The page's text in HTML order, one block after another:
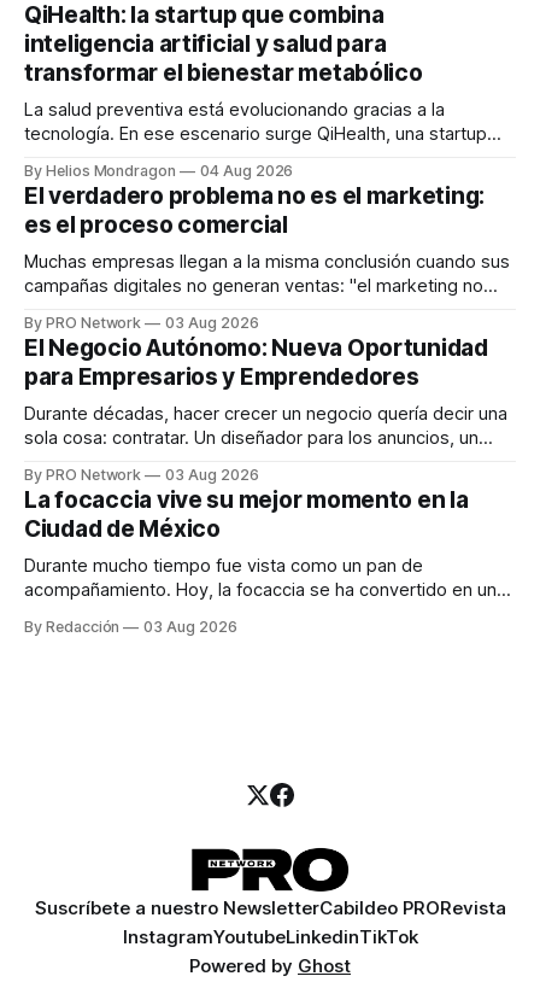
QiHealth: la startup que combina
inteligencia artificial y salud para
transformar el bienestar metabólico
La salud preventiva está evolucionando gracias a la
tecnología. En ese escenario surge QiHealth, una startup
dispositivos inteligentes, inteligencia artificial y monitoreo
en tiempo real para ayudar a las personas a tomar mejores
decisiones sobre su salud metabólica. Su propuesta busca
responder
By Helios Mondragon 04 Aug 2026
El verdadero problema no es el marketing:
es el proceso comercial
Muchas empresas llegan a la misma conclusión cuando sus
campañas digitales no generan ventas: "el marketing no
INTERIUS, el problema suele estar en otro lugar. Durante
una entrevista para el podcast SER PRO, el especialista en
marketing digital explicó que
By PRO Network 03 Aug 2026
El Negocio Autónomo: Nueva Oportunidad
para Empresarios y Emprendedores
Durante décadas, hacer crecer un negocio quería decir una
sola cosa: contratar. Un diseñador para los anuncios, un
para los textos, alguien que supiera de publicidad digital
para encontrar prospectos, un vendedor para atender
llamadas y mensajes, y —con suerte— una persona
By PRO Network 03 Aug 2026
La focaccia vive su mejor momento en la
Ciudad de México
Durante mucho tiempo fue vista como un pan de
acompañamiento. Hoy, la focaccia se ha convertido en uno
artesanal, ingredientes de calidad y experiencias que
By Redacción 03 Aug 2026
Suscríbete a nuestro NewsletterCabildeo PRORevista
InstagramYoutubeLinkedinTikTok
Powered by Ghost